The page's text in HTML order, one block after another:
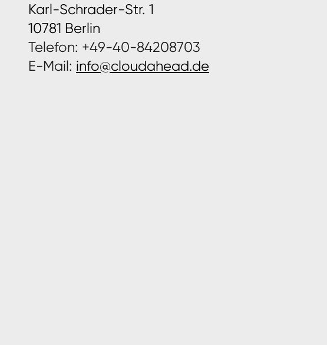
Karl-Schrader-Str. 1
10781 Berlin
Telefon: +49-40-84208703
E-Mail: info@cloudahead.de